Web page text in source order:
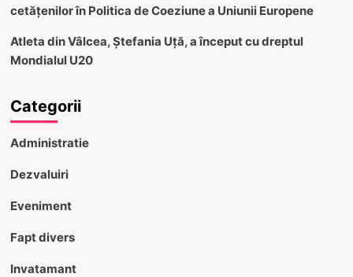
cetățenilor în Politica de Coeziune a Uniunii Europene
Atleta din Vâlcea, Ștefania Uță, a început cu dreptul
Mondialul U20
Categorii
Administratie
Dezvaluiri
Eveniment
Fapt divers
Invatamant